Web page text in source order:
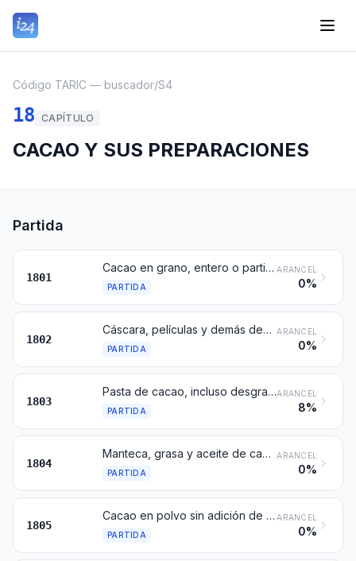
Código TARIC — buscador/S4
18 CAPÍTULO
CACAO Y SUS PREPARACIONES
Partida
1801
Cacao en grano, entero o partido, crudo o tostado
PARTIDA
ARANCEL
0%
1802
Cáscara, películas y demás desechos de cacao
PARTIDA
ARANCEL
0%
1803
Pasta de cacao, incluso desgrasada
PARTIDA
ARANCEL
8%
1804
Manteca, grasa y aceite de cacao
PARTIDA
ARANCEL
0%
1805
Cacao en polvo sin adición de azúcar ni otro edulcorante
PARTIDA
ARANCEL
0%